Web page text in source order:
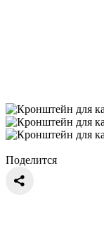
Поделится